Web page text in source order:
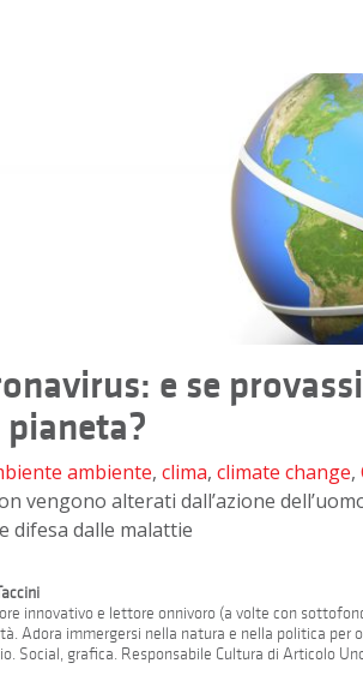
e se
ambiente, clima, climate change,
vengono alterati dall’azione
difesa dalle malattie
innovativo e lettore onnivoro (a volte con
Adora immergersi nella natura e nella politica per
Social, grafica. Responsabile Cultura di Articolo